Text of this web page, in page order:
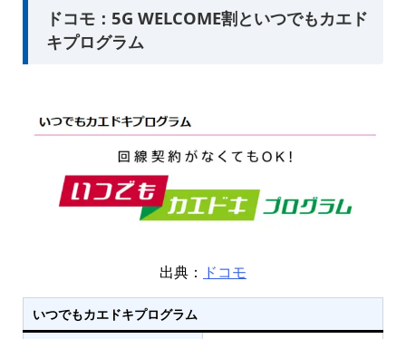
ドコモ：5G WELCOME割といつでもカエド
キプログラム
出典： ドコモ
いつでもカエドキプログラム